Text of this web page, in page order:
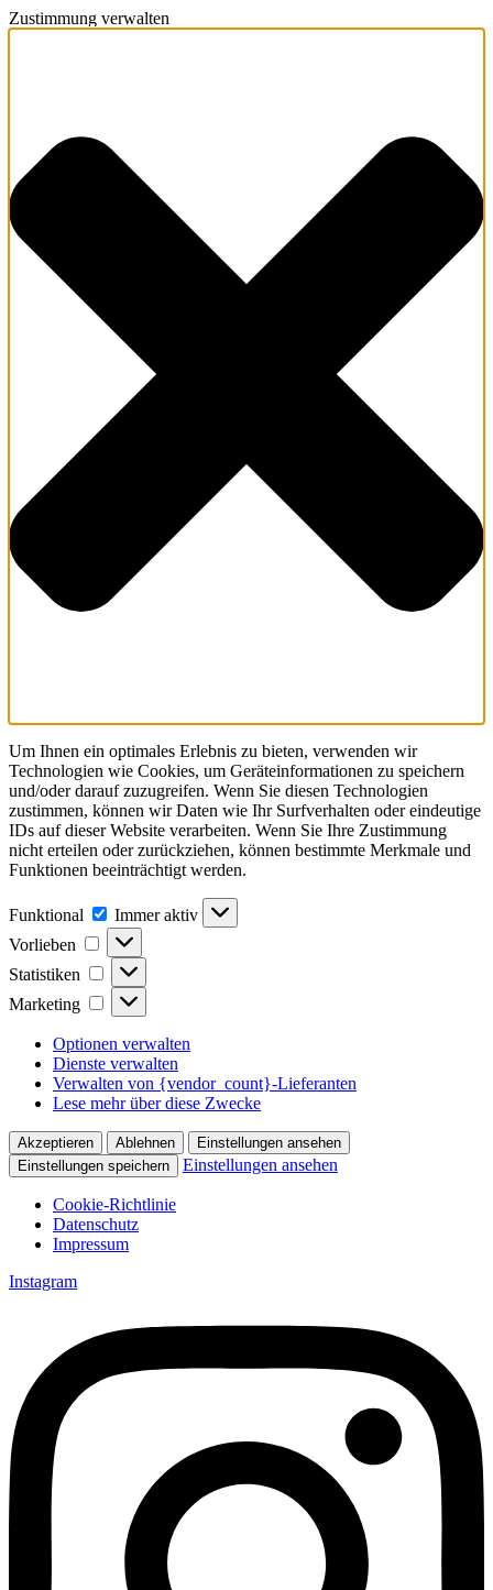
Zustimmung verwalten
Um Ihnen ein optimales Erlebnis zu bieten, verwenden wir
Technologien wie Cookies, um Geräteinformationen zu speichern
und/oder darauf zuzugreifen. Wenn Sie diesen Technologien
zustimmen, können wir Daten wie Ihr Surfverhalten oder eindeutige
IDs auf dieser Website verarbeiten. Wenn Sie Ihre Zustimmung
nicht erteilen oder zurückziehen, können bestimmte Merkmale und
Funktionen beeinträchtigt werden.
Funktional Funktional
Immer aktiv
Vorlieben
Vorlieben
Statistiken
Statistiken
Marketing
Marketing
Optionen verwalten
Dienste verwalten
Verwalten von {vendor_count}-Lieferanten
Lese mehr über diese Zwecke
Akzeptieren Ablehnen
Einstellungen ansehen
Einstellungen speichern
Einstellungen ansehen
Cookie-Richtlinie
Datenschutz
Impressum
Zum
Instagram